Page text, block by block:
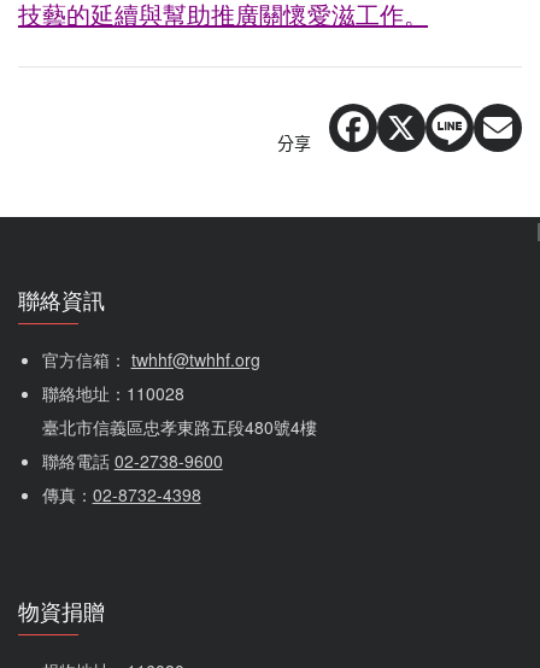
技藝的延續與幫助推廣關懷愛滋工作。
分享
聯絡資訊
官方信箱： twhhf@twhhf.org
聯絡地址：110028
臺北市信義區忠孝東路五段480號4樓
聯絡電話 02-2738-9600
傳真： 02-8732-4398
物資捐贈